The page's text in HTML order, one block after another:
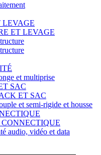
LEVAGE
ET LEVAGE
et multiprise
SAC
ET SAC
et semi-rigide et housse
audio, vidéo et data